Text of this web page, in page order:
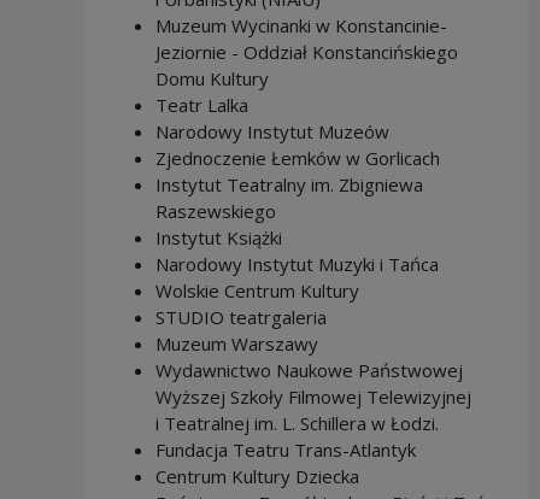
Muzeum Wycinanki w Konstancinie-
Jeziornie - Oddział Konstancińskiego
Domu Kultury
Teatr Lalka
Narodowy Instytut Muzeów
Zjednoczenie Łemków w Gorlicach
Instytut Teatralny im. Zbigniewa
Raszewskiego
Instytut Książki
Narodowy Instytut Muzyki i Tańca
Wolskie Centrum Kultury
STUDIO teatrgaleria
Muzeum Warszawy
Wydawnictwo Naukowe Państwowej
Wyższej Szkoły Filmowej Telewizyjnej
i Teatralnej im. L. Schillera w Łodzi.
Fundacja Teatru Trans-Atlantyk
Centrum Kultury Dziecka